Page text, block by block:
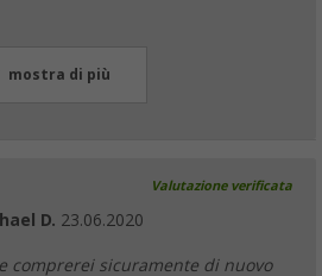
mostra di più
Valutazione verificata
D. 23.06.2020
comprerei sicuramente di nuovo